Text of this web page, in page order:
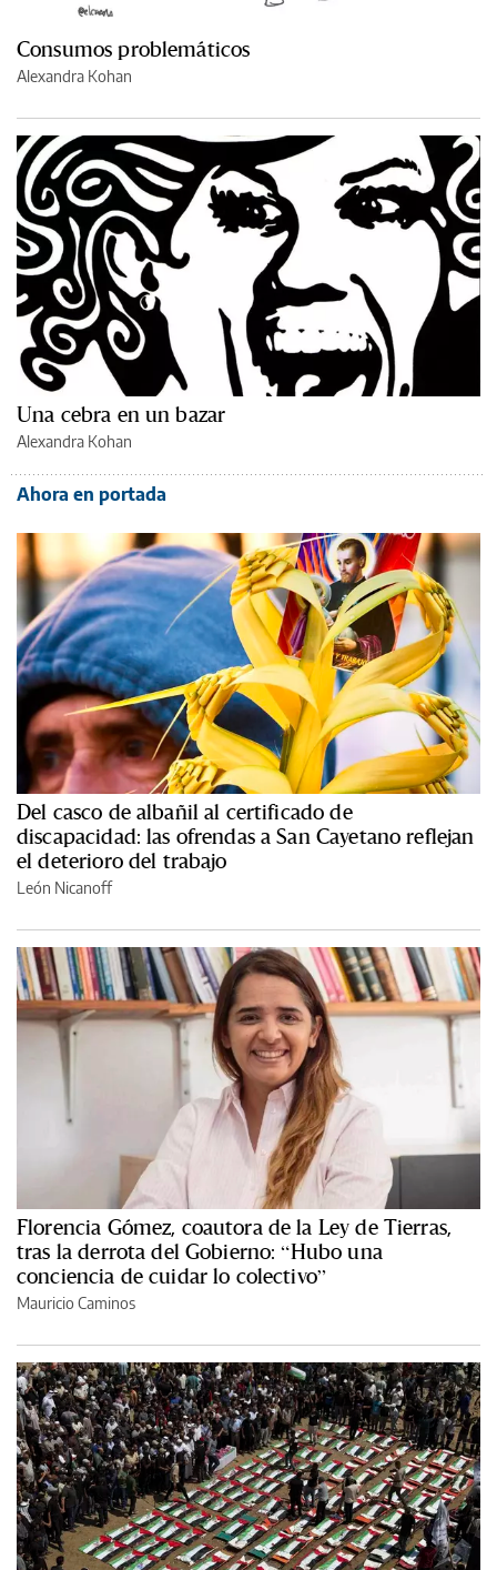
Consumos problemáticos
Alexandra Kohan
Una cebra en un bazar
Alexandra Kohan
Ahora en portada
Del casco de albañil al certificado de
discapacidad: las ofrendas a San Cayetano reflejan
el deterioro del trabajo
León Nicanoff
Florencia Gómez, coautora de la Ley de Tierras,
tras la derrota del Gobierno: “Hubo una
conciencia de cuidar lo colectivo”
Mauricio Caminos